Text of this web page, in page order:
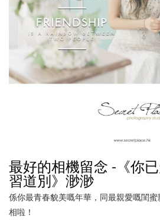
最好的相機留念 -《你
習道別》渺渺
係你最青春貌美嘅年華，同最親愛嘅閨
相啦！